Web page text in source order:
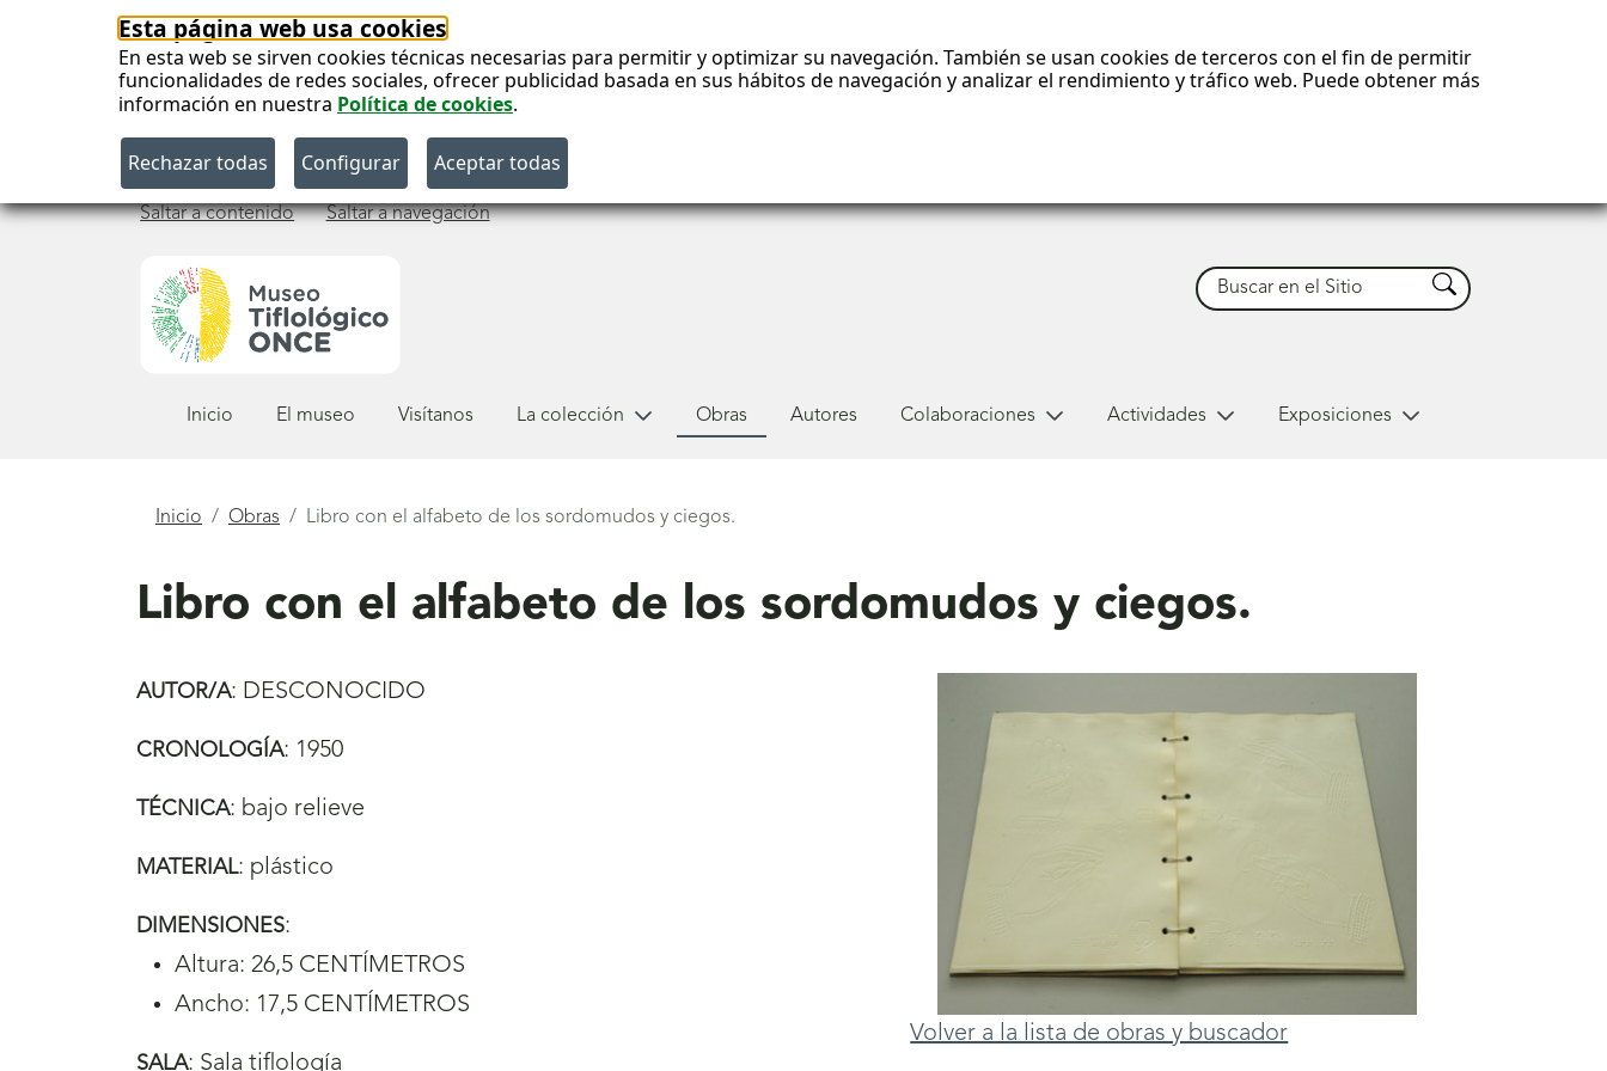
Esta página web usa cookies
En esta web se sirven cookies técnicas necesarias para permitir y optimizar su navegación. También se usan cookies de terceros con el fin de permitir
funcionalidades de redes sociales, ofrecer publicidad basada en sus hábitos de navegación y analizar el rendimiento y tráfico web. Puede obtener más
información en nuestra Política de cookies.
Saltar a contenido Saltar a navegación
Buscar Buscar
Inicio El museo Visítanos La colección Obras Autores Colaboraciones Actividades Exposiciones
Está
Inicio Obras Libro con el alfabeto de los sordomudos y ciegos.
Libro con el alfabeto de los sordomudos y ciegos.
AUTOR/A: DESCONOCIDO
CRONOLOGÍA: 1950
TÉCNICA: bajo relieve
MATERIAL: plástico
DIMENSIONES:
Altura: 26,5 CENTÍMETROS
Ancho: 17,5 CENTÍMETROS
SALA: Sala tiflología
Volver a la lista de obras y buscador